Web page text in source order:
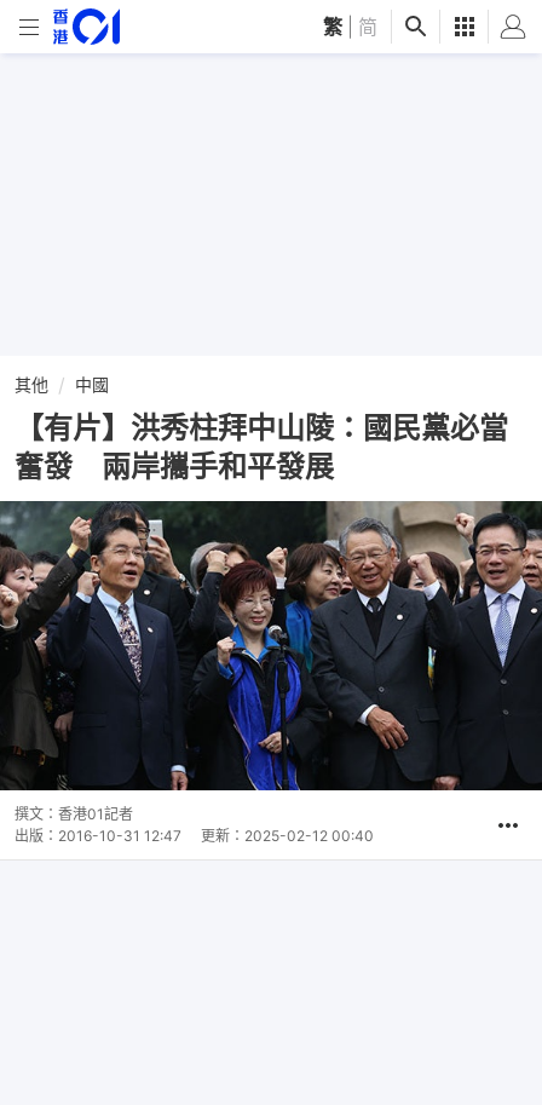
繁 简
其他 中國
【有片】洪秀柱拜中山陵：國民黨必當
奮發 兩岸攜手和平發展
撰文： 香港01記者
出版： 2016-10-31 12:47 更新： 2025-02-12 00:40